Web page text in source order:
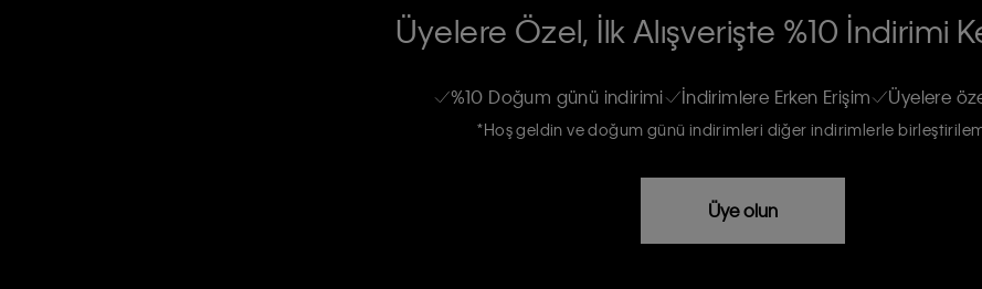
Calvin Klein e-bültenine abone olarak, kişisel verilerimin Calvin Klein tarafına gönderileceğinin ve güncel ürün,
Üyelere Özel, İlk Alışverişte %10 İndirimi
%10 Doğum günü indirimi İndirimlere Erken Erişim Üyelere
*Hoş geldin ve doğum günü indirimleri diğer indirimlerle
Üye olun